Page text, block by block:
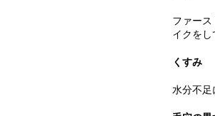
ファース
イクを
くすみ
水分不足